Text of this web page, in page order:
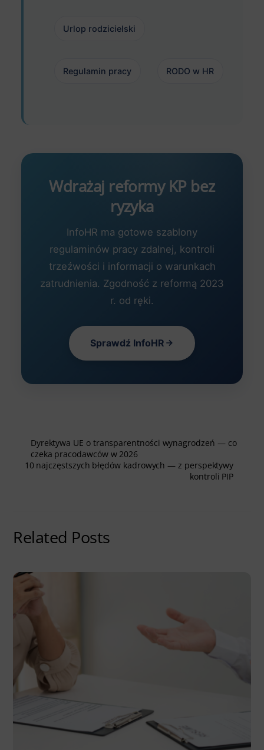
Urlop rodzicielski
Regulamin pracy RODO w HR
Wdrażaj reformy KP bez
ryzyka
InfoHR ma gotowe szablony
regulaminów pracy zdalnej, kontroli
trzeźwości i informacji o warunkach
zatrudnienia. Zgodność z reformą 2023
r. od ręki.
Sprawdź InfoHR
Dyrektywa UE o transparentności wynagrodzeń — co
czeka pracodawców w 2026
10 najczęstszych błędów kadrowych — z perspektywy
kontroli PIP
Related Posts